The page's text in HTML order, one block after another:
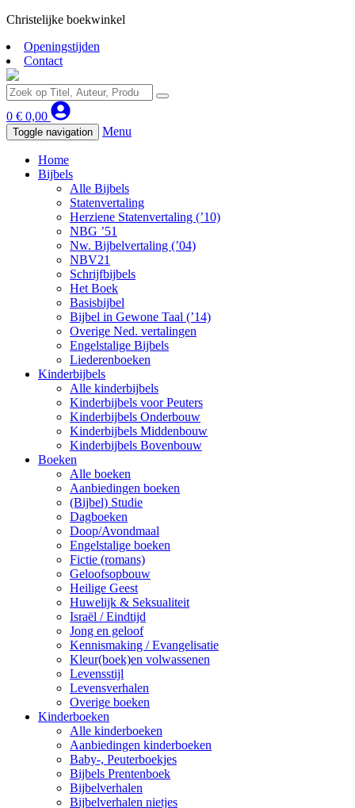
Christelijke boekwinkel
Openingstijden
Contact
0 € 0,00
Toggle navigation Menu
Home
Bijbels
Alle Bijbels
Statenvertaling
Herziene Statenvertaling (’10)
NBG ’51
Nw. Bijbelvertaling (’04)
NBV21
Schrijfbijbels
Het Boek
Basisbijbel
Bijbel in Gewone Taal (’14)
Overige Ned. vertalingen
Engelstalige Bijbels
Liederenboeken
Kinderbijbels
Alle kinderbijbels
Kinderbijbels voor Peuters
Kinderbijbels Onderbouw
Kinderbijbels Middenbouw
Kinderbijbels Bovenbouw
Boeken
Alle boeken
Aanbiedingen boeken
(Bijbel) Studie
Dagboeken
Doop/Avondmaal
Engelstalige boeken
Fictie (romans)
Geloofsopbouw
Heilige Geest
Huwelijk & Seksualiteit
Israël / Eindtijd
Jong en geloof
Kennismaking / Evangelisatie
Kleur(boek)en volwassenen
Levensstijl
Levensverhalen
Overige boeken
Kinderboeken
Alle kinderboeken
Aanbiedingen kinderboeken
Baby-, Peuterboekjes
Bijbels Prentenboek
Bijbelverhalen
Bijbelverhalen nietjes